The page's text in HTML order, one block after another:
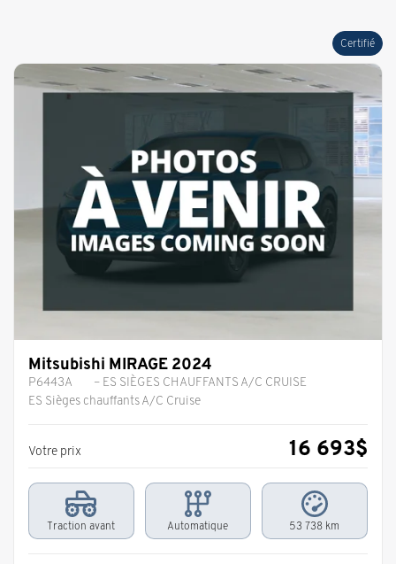
Certifié
Mitsubishi MIRAGE 2024
P6443A
– ES SIÈGES CHAUFFANTS A/C CRUISE
ES Sièges chauffants A/C Cruise
Votre prix 16 693$
Traction avant Automatique 53 738 km